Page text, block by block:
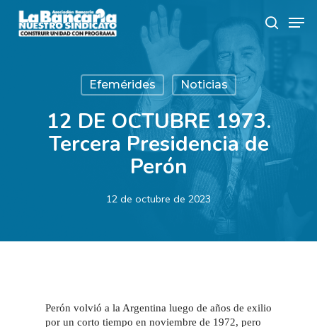
main
search
Efemérides Noticias
12 DE OCTUBRE 1973.
Tercera Presidencia de
Perón
12 de octubre de 2023
Perón volvió a la Argentina luego de años de exilio
por un corto tiempo en noviembre de 1972, pero